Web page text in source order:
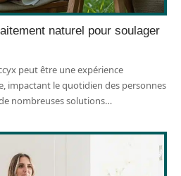
naturel pour soulager
peut être une expérience
impactant le quotidien des personnes
nombreuses solutions…